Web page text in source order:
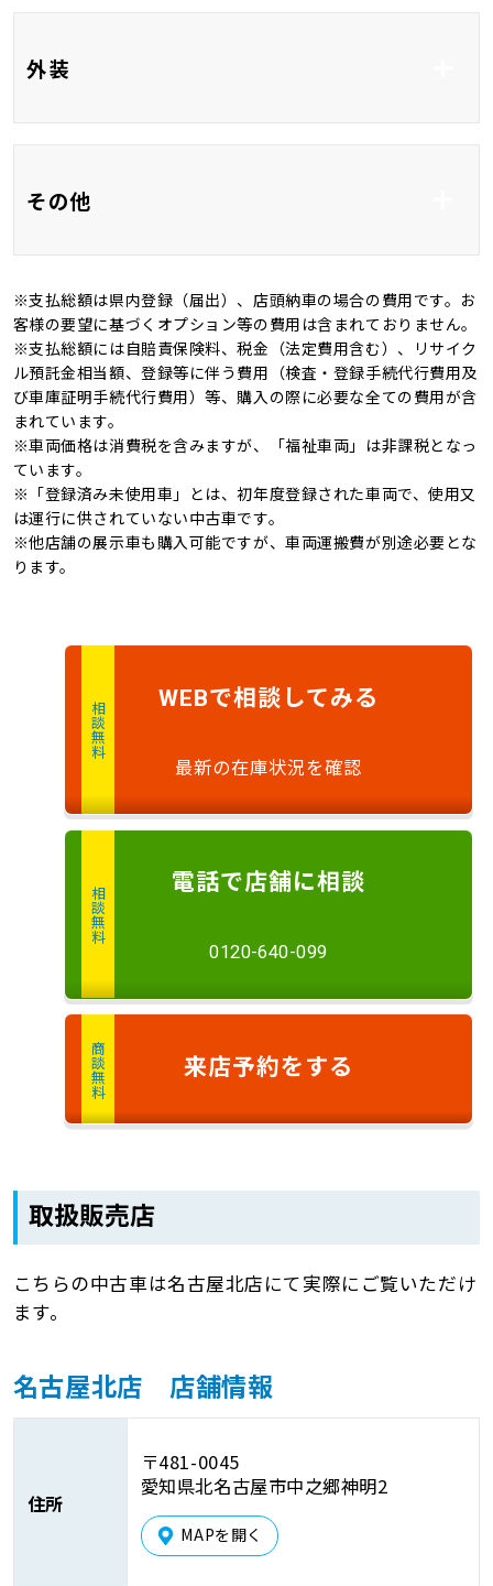
外装
ーム
オートライト
その他
新品タイヤ 記録簿
禁煙車 4WD
※支払総額は県内登録（届出）、店頭納車の場合の費用です。お
客様の要望に基づくオプション等の費用は含まれておりません。
※支払総額には自賠責保険料、税金（法定費用含む）、リサイク
ル預託金相当額、登録等に伴う費用（検査・登録手続代行費用及
び車庫証明手続代行費用）等、購入の際に必要な全ての費用が含
まれています。
※車両価格は消費税を含みますが、「福祉車両」は非課税となっ
ています。
※「登録済み未使用車」とは、初年度登録された車両で、使用又
は運行に供されていない中古車です。
※他店舗の展示車も購入可能ですが、車両運搬費が別途必要とな
ります。
相談無料
WEBで相談 してみる
最新の在庫状況を確認
相談無料
電話で店舗に相談
0120-640-099
商談無料 来店予約をする
取扱販売店
こちらの中古車は名古屋北店にて実際にご覧いただけ
ます。
名古屋北店 店舗情報
住所
〒481-0045
愛知県北名古屋市中之郷神明2
MAPを開く